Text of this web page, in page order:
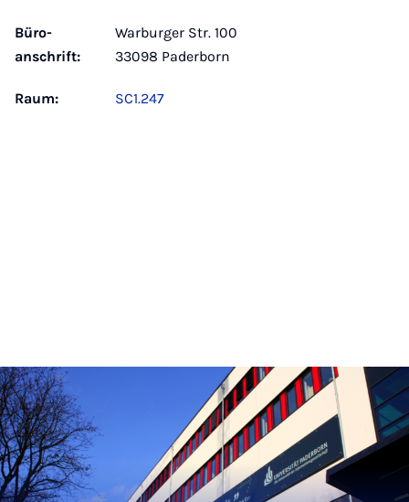
Büro­
anschrift:
Warburger Str. 100
33098 Paderborn
Raum: SC1.247